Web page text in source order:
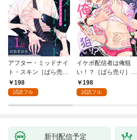
アフター・ミッドナイ
ト・スキン［ばら売
り］ 第1話
198
試読フル
イケボ配信者は俺狙
い！？［ばら売り］
第1話
198
試読フル
新刊配信予定